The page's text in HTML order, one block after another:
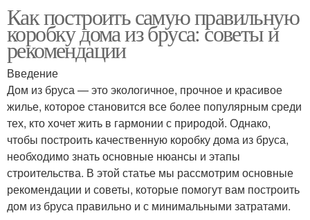
Как построить самую правильную
коробку дома из бруса: советы и
рекомендации
Введение
Дом из бруса — это экологичное, прочное и красивое
жилье, которое становится все более популярным среди
тех, кто хочет жить в гармонии с природой. Однако,
чтобы построить качественную коробку дома из бруса,
необходимо знать основные нюансы и этапы
строительства. В этой статье мы рассмотрим основные
рекомендации и советы, которые помогут вам построить
дом из бруса правильно и с минимальными затратами.